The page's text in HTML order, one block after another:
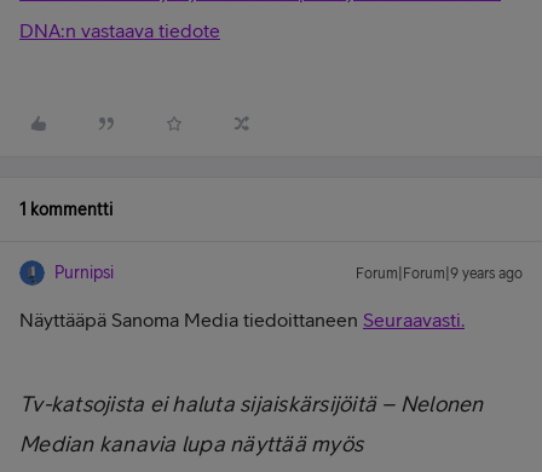
DNA:n vastaava tiedote
1 kommentti
Purnipsi Forum|Forum|9 years ago
Näyttääpä Sanoma Media tiedoittaneen Seuraavasti.
Tv-katsojista ei haluta sijaiskärsijöitä – Nelonen
Median kanavia lupa näyttää myös